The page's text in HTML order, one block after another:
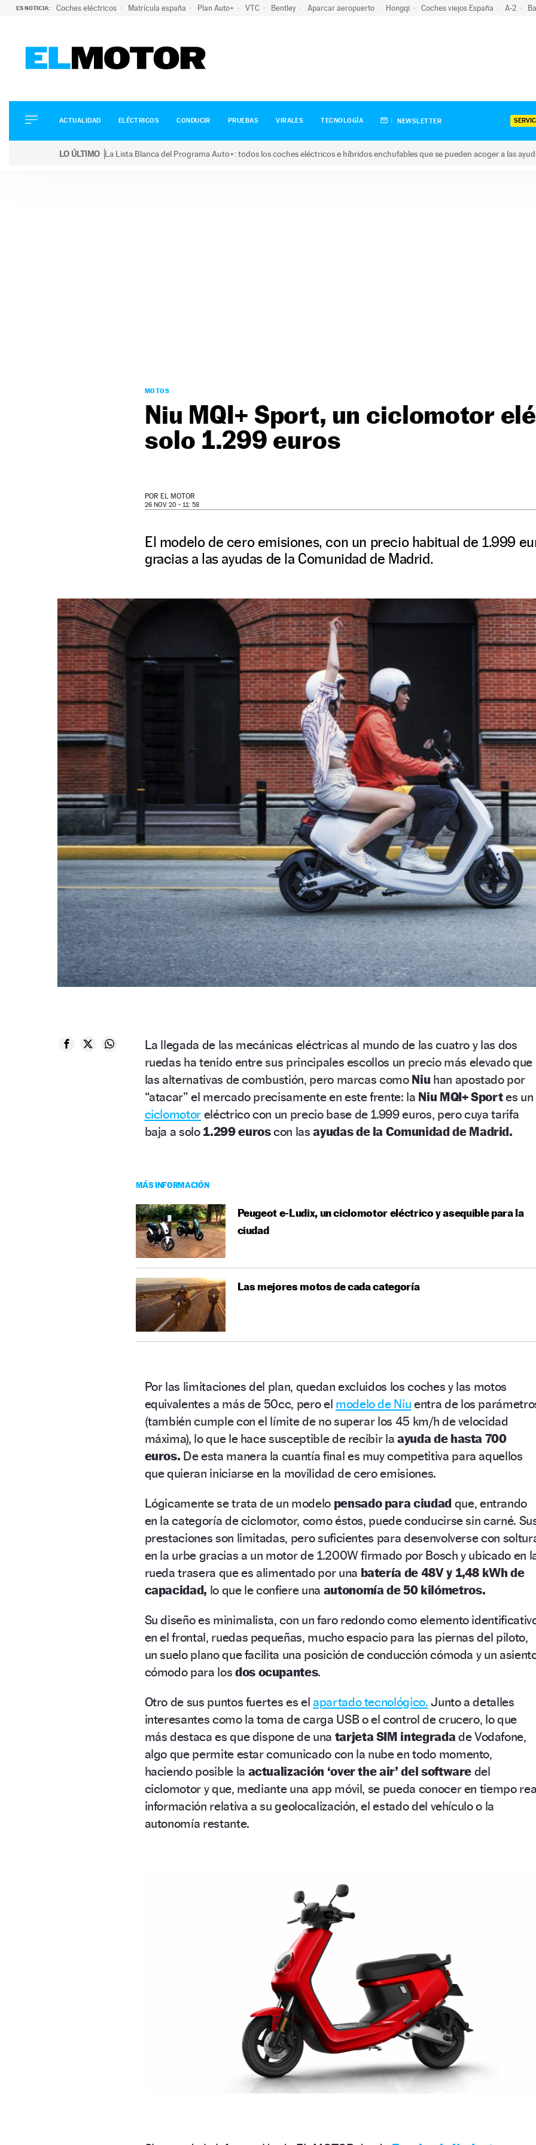
ES NOTICIA: Coches eléctricos Matrícula españa Plan Auto+ VTC Bentley Aparcar aeropuerto Hongqi Coches viejos España A-2
ELÉCTRICOS
CONDUCIR
ACTUALIDAD ELÉCTRICOS CONDUCIR PRUEBAS VIRALES TECNOLOGÍA NEWSLETTER
LO ÚLTIMO La Lista Blanca del Programa Auto+: todos los coches eléctricos e híbridos enchufables que se pueden acoger a las
MOTOS
Niu MQI+ Sport, un ciclomotor
solo 1.299 euros
POR EL MOTOR
26 NOV 20 - 11: 58
El modelo de cero emisiones, con un precio habitual de 1.999
gracias a las ayudas de la Comunidad de Madrid.
La llegada de las mecánicas eléctricas al mundo de las cuatro y las dos
ruedas ha tenido entre sus principales escollos un precio más elevado que
las alternativas de combustión, pero marcas como Niu han apostado por
“atacar” el mercado precisamente en este frente: la Niu MQI+ Sportes un
ciclomotor eléctrico con un precio base de 1.999 euros, pero cuya tarifa
baja a solo 1.299 euroscon lasayudas de la Comunidad de Madrid.
MÁS INFORMACIÓN
Peugeot e-Ludix, un ciclomotor eléctrico y asequible para la
ciudad
Las mejores motos de cada categoría
Por las limitaciones del plan, quedan excluidos los coches y las motos
equivalentes a más de 50cc, pero el modelo de Niu entra de los
(también cumple con el límite de no superar los 45 km/h de velocidad
máxima), lo que le hace susceptible de recibir la ayuda de hasta 700
euros. De esta manera la cuantía final es muy competitiva para aquellos
que quieran iniciarse en la movilidad de cero emisiones.
Lógicamente se trata de un modelo pensado para ciudadque, entrando
en la categoría de ciclomotor, como éstos, puede conducirse sin carné.
prestaciones son limitadas, pero suficientes para desenvolverse con
en la urbe gracias a un motor de 1.200W firmado por Bosch y ubicado en
rueda trasera que es alimentado por una batería de 48V y 1,48 kWh de
capacidad, lo que le confiere una autonomía de 50 kilómetros.
Su diseño es minimalista, con un faro redondo como elemento
en el frontal, ruedas pequeñas, mucho espacio para las piernas del piloto,
un suelo plano que facilita una posición de conducción cómoda y un
cómodo para los dos ocupantes.
Otro de sus puntos fuertes es el apartado tecnológico. Junto a detalles
interesantes como la toma de carga USB o el control de crucero, lo que
más destaca es que dispone de una tarjeta SIM integrada de Vodafone,
algo que permite estar comunicado con la nube en todo momento,
haciendo posible la actualización ‘over the air’ del software del
ciclomotor y que, mediante una app móvil, se pueda conocer en tiempo
información relativa a su geolocalización, el estado del vehículo o la
autonomía restante.